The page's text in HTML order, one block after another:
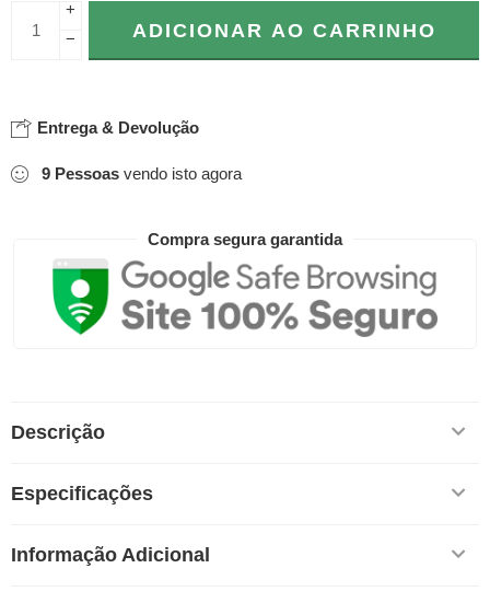
+
−
ADICIONAR AO CARRINHO
Entrega & Devolução
9 Pessoas vendo isto agora
Compra segura garantida
Descrição
Especificações
Informação Adicional